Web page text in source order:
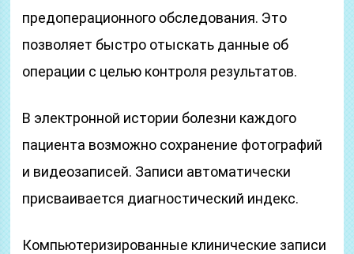
предоперационного обследования. Это
позволяет быстро отыскать данные об
операции с целью контроля результатов.
В электронной истории болезни каждого
пациента возможно сохранение фотографий
и видеозаписей. Записи автоматически
присваивается диагностический индекс.
Компьютеризированные клинические записи